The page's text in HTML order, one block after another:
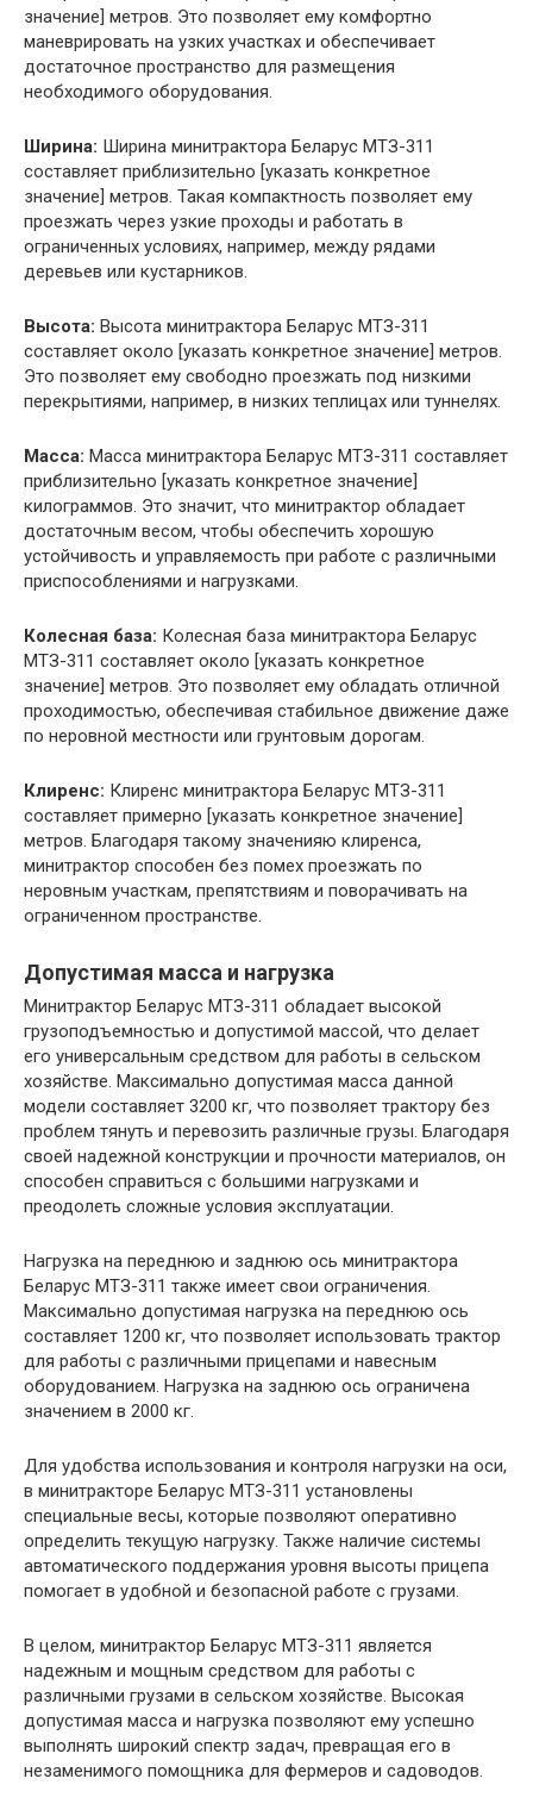
значение] метров. Это позволяет ему комфортно
маневрировать на узких участках и обеспечивает
достаточное пространство для размещения
необходимого оборудования.
Ширина: Ширина минитрактора Беларус МТЗ-311
составляет приблизительно [указать конкретное
значение] метров. Такая компактность позволяет ему
проезжать через узкие проходы и работать в
ограниченных условиях, например, между рядами
деревьев или кустарников.
Высота: Высота минитрактора Беларус МТЗ-311
составляет около [указать конкретное значение] метров.
Это позволяет ему свободно проезжать под низкими
перекрытиями, например, в низких теплицах или туннелях.
Масса: Масса минитрактора Беларус МТЗ-311 составляет
приблизительно [указать конкретное значение]
килограммов. Это значит, что минитрактор обладает
достаточным весом, чтобы обеспечить хорошую
устойчивость и управляемость при работе с различными
приспособлениями и нагрузками.
Колесная база: Колесная база минитрактора Беларус
МТЗ-311 составляет около [указать конкретное
значение] метров. Это позволяет ему обладать отличной
проходимостью, обеспечивая стабильное движение даже
по неровной местности или грунтовым дорогам.
Клиренс: Клиренс минитрактора Беларус МТЗ-311
составляет примерно [указать конкретное значение]
метров. Благодаря такому значенияю клиренса,
минитрактор способен без помех проезжать по
неровным участкам, препятствиям и поворачивать на
ограниченном пространстве.
Допустимая масса и нагрузка
Минитрактор Беларус МТЗ-311 обладает высокой
грузоподъемностью и допустимой массой, что делает
его универсальным средством для работы в сельском
хозяйстве. Максимально допустимая масса данной
модели составляет 3200 кг, что позволяет трактору без
проблем тянуть и перевозить различные грузы. Благодаря
своей надежной конструкции и прочности материалов, он
способен справиться с большими нагрузками и
преодолеть сложные условия эксплуатации.
Нагрузка на переднюю и заднюю ось минитрактора
Беларус МТЗ-311 также имеет свои ограничения.
Максимально допустимая нагрузка на переднюю ось
составляет 1200 кг, что позволяет использовать трактор
для работы с различными прицепами и навесным
оборудованием. Нагрузка на заднюю ось ограничена
значением в 2000 кг.
Для удобства использования и контроля нагрузки на оси,
в минитракторе Беларус МТЗ-311 установлены
специальные весы, которые позволяют оперативно
определить текущую нагрузку. Также наличие системы
автоматического поддержания уровня высоты прицепа
помогает в удобной и безопасной работе с грузами.
В целом, минитрактор Беларус МТЗ-311 является
надежным и мощным средством для работы с
различными грузами в сельском хозяйстве. Высокая
допустимая масса и нагрузка позволяют ему успешно
выполнять широкий спектр задач, превращая его в
незаменимого помощника для фермеров и садоводов.